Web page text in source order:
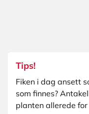
Tips!
Fiken i dag ansett
som finnes?
planten allerede